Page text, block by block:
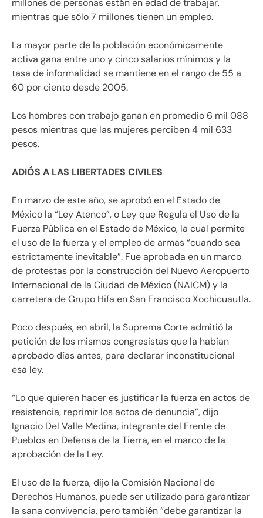
millones de personas están en edad de trabajar,
mientras que sólo 7 millones tienen un empleo.
La mayor parte de la población económicamente
activa gana entre uno y cinco salarios mínimos y la
tasa de informalidad se mantiene en el rango de 55 a
60 por ciento desde 2005.
Los hombres con trabajo ganan en promedio 6 mil 088
pesos mientras que las mujeres perciben 4 mil 633
pesos.
ADIÓS A LAS LIBERTADES CIVILES
En marzo de este año, se aprobó en el Estado de
México la “Ley Atenco”, o Ley que Regula el Uso de la
Fuerza Pública en el Estado de México, la cual permite
el uso de la fuerza y el empleo de armas “cuando sea
estrictamente inevitable”. Fue aprobada en un marco
de protestas por la construcción del Nuevo Aeropuerto
Internacional de la Ciudad de México (NAICM) y la
carretera de Grupo Hifa en San Francisco Xochicuautla.
Poco después, en abril, la Suprema Corte admitió la
petición de los mismos congresistas que la habían
aprobado días antes, para declarar inconstitucional
esa ley.
“Lo que quieren hacer es justificar la fuerza en actos de
resistencia, reprimir los actos de denuncia”, dijo
Ignacio Del Valle Medina, integrante del Frente de
Pueblos en Defensa de la Tierra, en el marco de la
aprobación de la Ley.
El uso de la fuerza, dijo la Comisión Nacional de
Derechos Humanos, puede ser utilizado para garantizar
la sana convivencia, pero también “debe garantizar la